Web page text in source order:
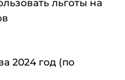
льготы на
2024 год (по